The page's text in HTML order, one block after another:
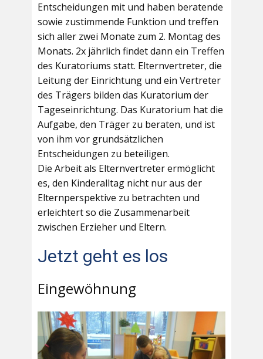
Entscheidungen mit und haben beratende
sowie zustimmende Funktion und treffen
sich aller zwei Monate zum 2. Montag des
Monats. 2x jährlich findet dann ein Treffen
des Kuratoriums statt. Elternvertreter, die
Leitung der Einrichtung und ein Vertreter
des Trägers bilden das Kuratorium der
Tageseinrichtung. Das Kuratorium hat die
Aufgabe, den Träger zu beraten, und ist
von ihm vor grundsätzlichen
Entscheidungen zu beteiligen.
Die Arbeit als Elternvertreter ermöglicht
es, den Kinderalltag nicht nur aus der
Elternperspektive zu betrachten und
erleichtert so die Zusammenarbeit
zwischen Erzieher und Eltern.
Jetzt geht es los
Eingewöhnung